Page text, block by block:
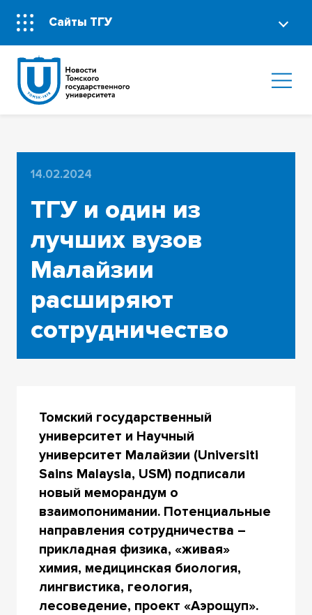
Сайты ТГУ
14.02.2024
ТГУ и один из
лучших вузов
Малайзии
расширяют
сотрудничество
Томский государственный
университет и Научный
университет Малайзии (Universiti
Sains Malaysia, USM) подписали
новый меморандум о
взаимопонимании. Потенциальные
направления сотрудничества –
прикладная физика, «живая»
химия, медицинская биология,
лингвистика, геология,
лесоведение, проект «Аэрощуп».